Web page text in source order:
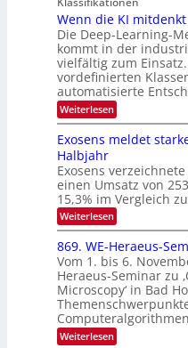
n
O
N
T
e
c
h
T
a
k
s
e
n
a
u
f
d
e
r
V
S
I
O
N
2
0
2
6
u
n
g
z
u
E
l
e
t
r
o
n
k
-
u
n
d
B
Wenn die KI mitdenkt
Die Deep-Learning-
kommt in der
vielfältig zum
vordefinierten
automatisierte
Weiterlesen:
W
n
d
i
e
K
I
m
i
t
d
e
n
k
t
Exosens meldet
Halbjahr
Exosens
einen Umsatz von
15,3% im Vergleich
Weiterlesen:
E
x
o
s
e
n
s
m
e
l
869. WE-Heraeus-
Vom 1. bis 6.
Heraeus-Seminar zu
Microscopy‘ in Bad
Weiterlesen: